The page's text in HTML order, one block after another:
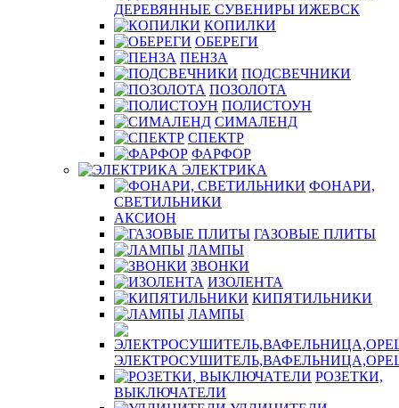
ДЕРЕВЯННЫЕ СУВЕНИРЫ ИЖЕВСК
КОПИЛКИ
ОБЕРЕГИ
ПЕНЗА
ПОДСВЕЧНИКИ
ПОЗОЛОТА
ПОЛИСТОУН
СИМАЛЕНД
СПЕКТР
ФАРФОР
ЭЛЕКТРИКА
ФОНАРИ,
СВЕТИЛЬНИКИ
АКСИОН
ГАЗОВЫЕ ПЛИТЫ
ЛАМПЫ
ЗВОНКИ
ИЗОЛЕНТА
КИПЯТИЛЬНИКИ
ЛАМПЫ
РОЗЕТКИ,
ВЫКЛЮЧАТЕЛИ